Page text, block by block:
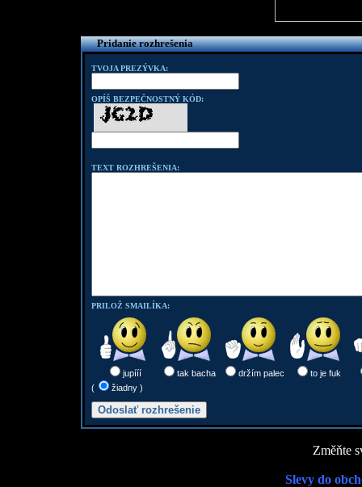
Pridanie rozhrešenia
TVOJA PREZÝVKA:
OPÍŠ BEZPEČNOSTNÝ KÓD:
TEXT ROZHREŠENIA:
PRILOŽ SMAILÍKA:
jupííí tak bacha držím palec
to je fuk
(
žiadny )
Změňte
Slevy do